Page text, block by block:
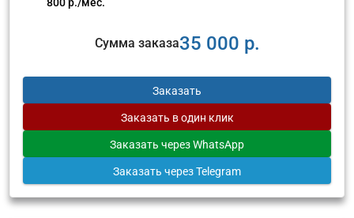
Сумма заказа35 000 р.
Заказать
Заказать в один клик
Заказать через WhatsApp
Заказать через Telegram